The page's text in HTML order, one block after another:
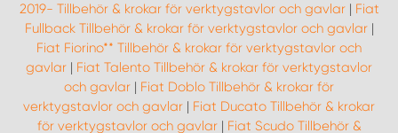
2019- Tillbehör & krokar för verktygstavlor och gavlar| Fiat
Fullback Tillbehör & krokar för verktygstavlor och gavlar|
Fiat Fiorino** Tillbehör & krokar för verktygstavlor och
gavlar | Fiat Talento Tillbehör & krokar för verktygstavlor
och gavlar | Fiat Doblo Tillbehör & krokar för
verktygstavlor och gavlar | Fiat Ducato Tillbehör & krokar
för verktygstavlor och gavlar| Fiat Scudo Tillbehör &